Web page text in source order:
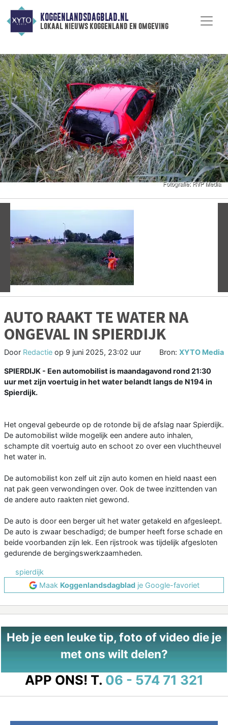
KOGGENLANDSDAGBLAD.NL
lokaal nieuws koggenland en omgeving
AUTO RAAKT TE WATER NA
ONGEVAL IN SPIERDIJK
Door Redactie op 9 juni 2025, 23:02 uur Bron: XYTO Media
SPIERDIJK - Een automobilist is maandagavond rond 21:30
uur met zijn voertuig in het water belandt langs de N194 in
Spierdijk.
Het ongeval gebeurde op de rotonde bij de afslag naar Spierdijk.
De automobilist wilde mogelijk een andere auto inhalen,
schampte dit voertuig auto en schoot zo over een vluchtheuvel
het water in.
De automobilist kon zelf uit zijn auto komen en hield naast een
nat pak geen verwondingen over. Ook de twee inzittenden van
de andere auto raakten niet gewond.
De auto is door een berger uit het water getakeld en afgesleept.
De auto is zwaar beschadigd; de bumper heeft forse schade en
beide voorbanden zijn lek. Een rijstrook was tijdelijk afgesloten
gedurende de bergingswerkzaamheden.
spierdijk
Maak Koggenlandsdagbladje Google-favoriet
Heb je een leuke tip, foto of video die je
met ons wilt delen?
APP ONS! T. 06 - 574 71 321